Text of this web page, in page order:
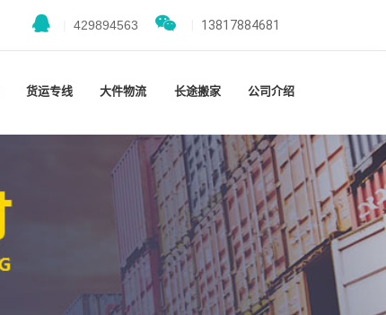
429894563 13817884681
货运专线 大件物流 长途搬家 公司介绍